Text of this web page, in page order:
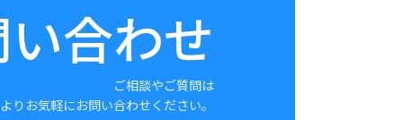
合わせ
ご相談やご質問は
りお気軽にお問い合わせください。